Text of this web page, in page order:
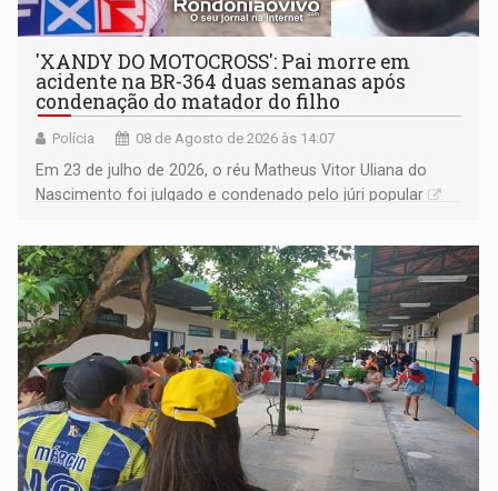
'XANDY DO MOTOCROSS': Pai morre em
acidente na BR-364 duas semanas após
condenação do matador do filho
Polícia 08 de Agosto de 2026 às 14:07
Em 23 de julho de 2026, o réu Matheus Vitor Uliana do
Nascimento foi julgado e condenado pelo júri popular